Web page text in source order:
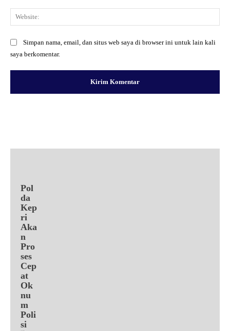
Simpan nama, email, dan situs web saya di browser ini untuk lain kali
saya berkomentar.
Pol
da
Kep
ri
Aka
n
Pro
ses
Cep
at
Ok
nu
m
Poli
si